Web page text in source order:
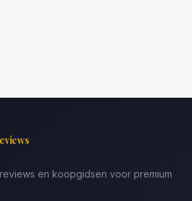
en koopgidsen voor premium